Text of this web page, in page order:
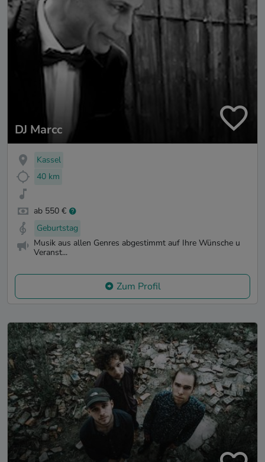
DJ Marcc
Kassel
40 km
ab 550 €
Geburtstag
Musik aus allen Genres abgestimmt auf Ihre Wünsche u
Veranst...
Zum Profil